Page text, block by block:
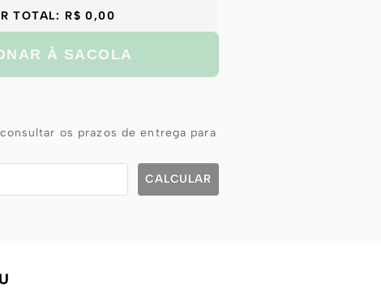
TOTAL: R$ 0,00
À SACOLA
os prazos de entrega para